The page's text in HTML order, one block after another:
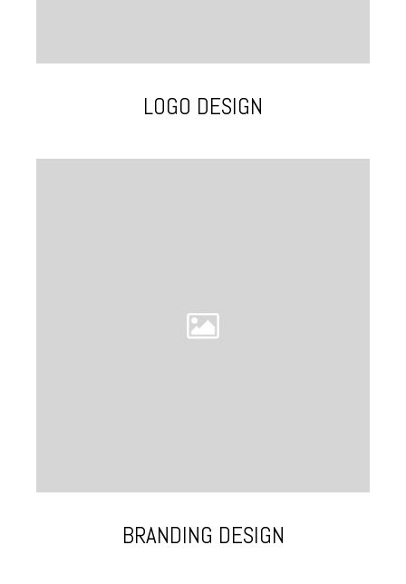
LOGO DESIGN
BRANDING DESIGN